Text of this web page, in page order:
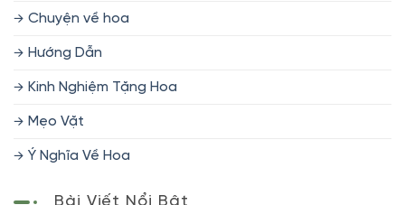
Chuyện về hoa
Hướng Dẫn
Kinh Nghiệm Tặng Hoa
Mẹo Vặt
Ý Nghĩa Về Hoa